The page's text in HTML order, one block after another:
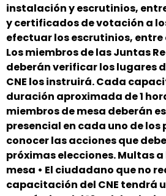
instalación y escrutinios,
y certificados de votación a
efectuar los escrutinios,
Los miembros de las Juntas
deberán verificar los lugares
CNE los instruirá. Cada
duración aproximada de 1
miembros de mesa deberán
presencial en cada uno de
conocer las acciones que
próximas elecciones. Multas
mesa • El ciudadano que no
capacitación del CNE tendrá